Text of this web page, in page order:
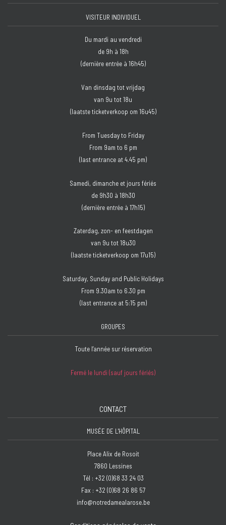
VISITEUR INDIVIDUEL
Du mardi au vendredi
de 9h à 18h
(dernière entrée à 16h45)
Van dinsdag tot vrijdag
van 9u tot 18u
(laatste ticketverkoop om 16u45)
From Tuesday to Friday
From 9am to 6 pm
(last entrance at 4.45 pm)
Samedi, dimanche et jours fériés
de 9h30 à 18h30
(dernière entrée à 17h15)
Zaterdag, zon- en feestdagen
van 9u tot 18u30
(laatste ticketverkoop om 17u15)
Saturday, Sunday and Public Holidays
From 9.30am to 6.30 pm
(last entrance at 5:15 pm)
GROUPES
Toute l’année sur réservation
Fermé le lundi (sauf jours fériés)
CONTACT
MUSÉE DE L'HÔPITAL
Place Alix de Rosoit
7860 Lessines
Tél : +32 (0)68 33 24 03
Fax : +32 (0)68 26 86 57
info@notredamealarose.be